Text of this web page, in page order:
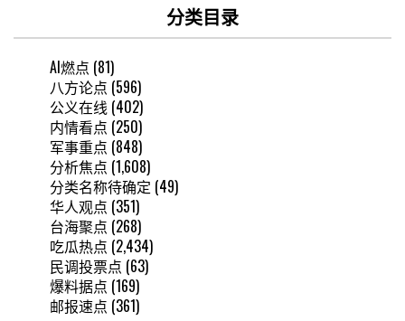
分类目录
AI燃点 (81)
八方论点 (596)
公义在线 (402)
内情看点 (250)
军事重点 (848)
分析焦点 (1,608)
分类名称待确定 (49)
华人观点 (351)
台海聚点 (268)
吃瓜热点 (2,434)
民调投票点 (63)
爆料据点 (169)
邮报速点 (361)